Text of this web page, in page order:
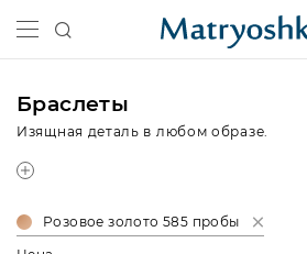
Браслеты
Изящная деталь в любом образе.
Розовое золото 585 пробы